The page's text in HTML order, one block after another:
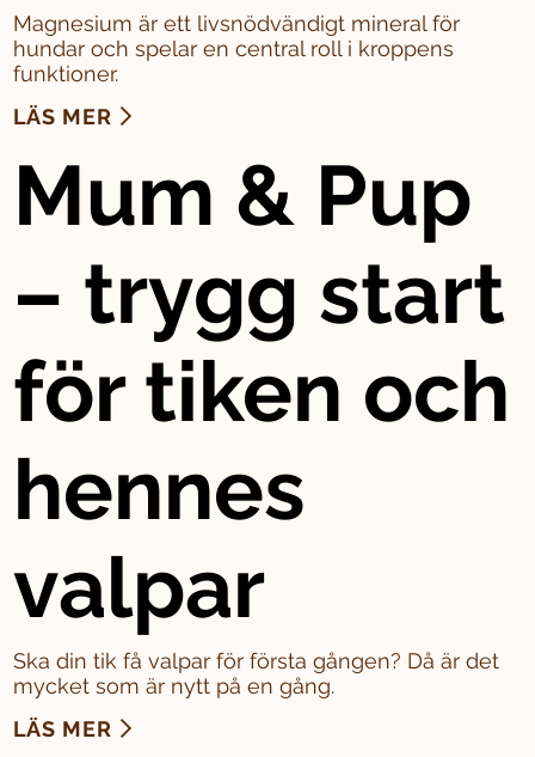
Magnesium är ett livsnödvändigt mineral för
hundar och spelar en central roll i kroppens
funktioner.
LÄS MER
Mum & Pup
– trygg start
för tiken och
hennes
valpar
Ska din tik få valpar för första gången? Då är det
mycket som är nytt på en gång.
LÄS MER